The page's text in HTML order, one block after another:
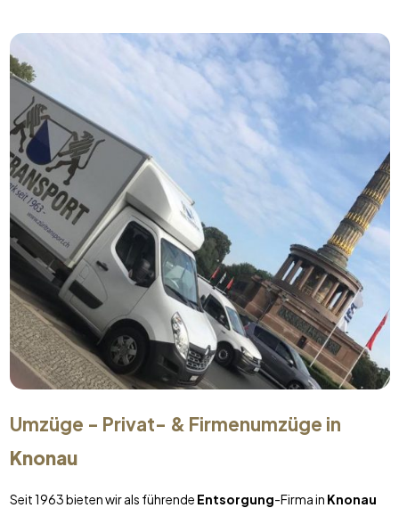
Umzüge - Privat- & Firmenumzüge in
Knonau
Seit 1963 bieten wir als führende Entsorgung-Firma in Knonau